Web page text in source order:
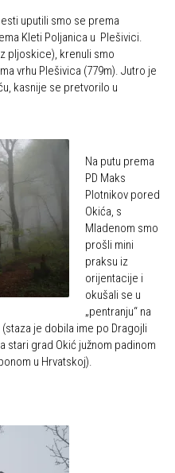
uputili smo se prema
Kleti Poljanica u Plešivici.
pljoskice), krenuli smo
vrhu Plešivica (779m). Jutro je
kasnije se pretvorilo u
Na putu prema
PD Maks
Plotnikov pored
Okića, s
Mladenom smo
prošli mini
praksu iz
orijentacije i
okušali se u
„pentranju“ na
je dobila ime po Dragojli
stari grad Okić južnom padinom
u Hrvatskoj).